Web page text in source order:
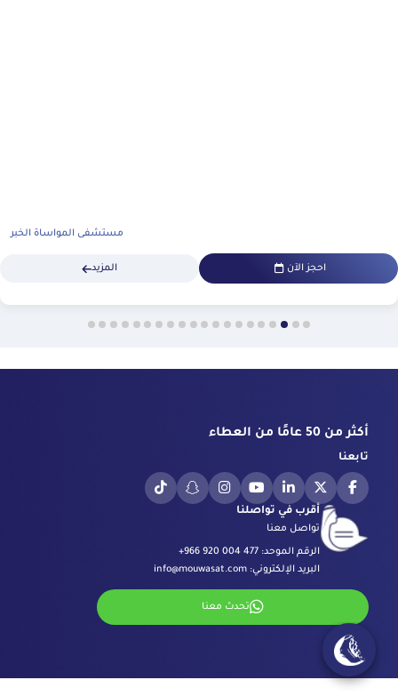
مستشفى المواساة الخبر
احجز الآن المزيد
أكثر من 50 عامًا من العطاء
تابعنا
أقرب في تواصلنا
تواصل معنا
الرقم الموحد: +966 920 004 477
البريد الإلكتروني: info@mouwasat.com
تحدث معنا